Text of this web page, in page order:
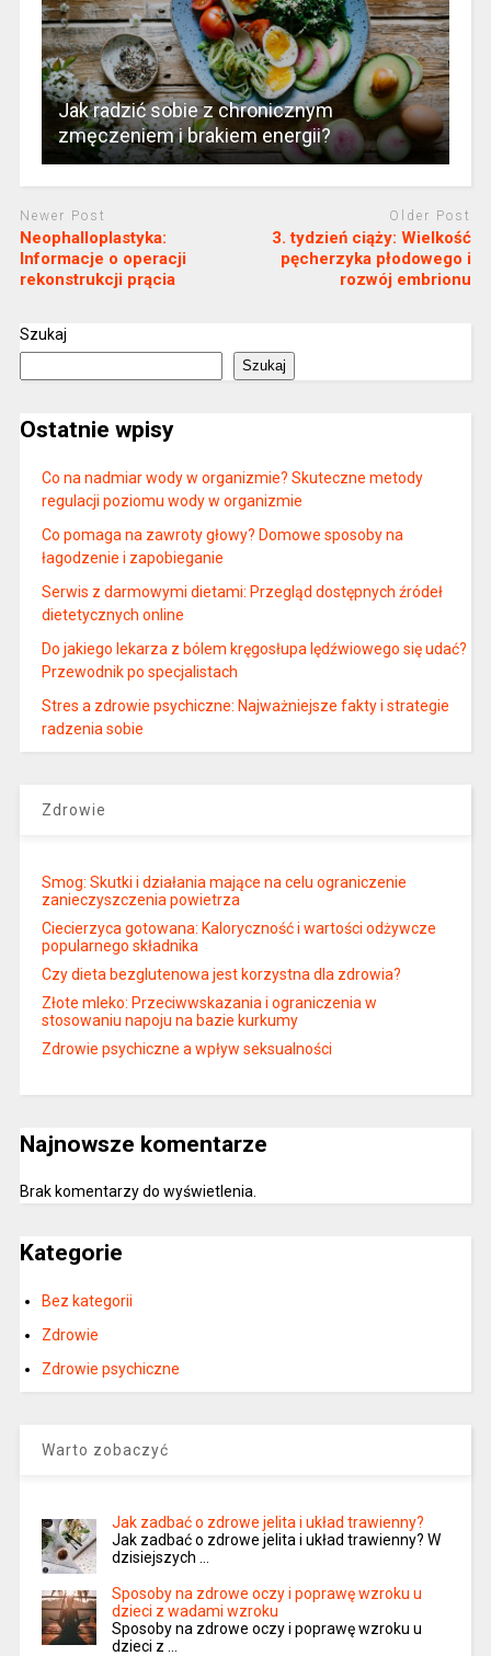
Jak radzić sobie z chronicznym
zmęczeniem i brakiem energii?
Newer Post
Neophalloplastyka:
Informacje o operacji
rekonstrukcji prącia
Older Post
3. tydzień ciąży: Wielkość
pęcherzyka płodowego i
rozwój embrionu
Szukaj
Szukaj
Ostatnie wpisy
Co na nadmiar wody w organizmie? Skuteczne metody
regulacji poziomu wody w organizmie
Co pomaga na zawroty głowy? Domowe sposoby na
łagodzenie i zapobieganie
Serwis z darmowymi dietami: Przegląd dostępnych źródeł
dietetycznych online
Do jakiego lekarza z bólem kręgosłupa lędźwiowego się udać?
Przewodnik po specjalistach
Stres a zdrowie psychiczne: Najważniejsze fakty i strategie
radzenia sobie
Zdrowie
Smog: Skutki i działania mające na celu ograniczenie
zanieczyszczenia powietrza
Ciecierzyca gotowana: Kaloryczność i wartości odżywcze
popularnego składnika
Czy dieta bezglutenowa jest korzystna dla zdrowia?
Złote mleko: Przeciwwskazania i ograniczenia w
stosowaniu napoju na bazie kurkumy
Zdrowie psychiczne a wpływ seksualności
Najnowsze komentarze
Brak komentarzy do wyświetlenia.
Kategorie
Bez kategorii
Zdrowie
Zdrowie psychiczne
Warto zobaczyć
Jak zadbać o zdrowe jelita i układ trawienny?
Jak zadbać o zdrowe jelita i układ trawienny? W
dzisiejszych …
Sposoby na zdrowe oczy i poprawę wzroku u
dzieci z wadami wzroku
Sposoby na zdrowe oczy i poprawę wzroku u
dzieci z …